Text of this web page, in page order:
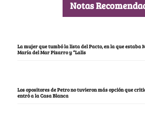
Notas
La mujer que tumbó la lista del Pacto, en la que estaba
María del Mar Pizarro y “Lalis
Los opositores de Petro no tuvieron más opción que
entró a la Casa Blanca